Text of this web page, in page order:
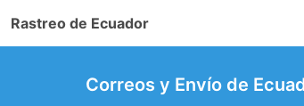
Rastreo de Ecuador
Correos y Envío de